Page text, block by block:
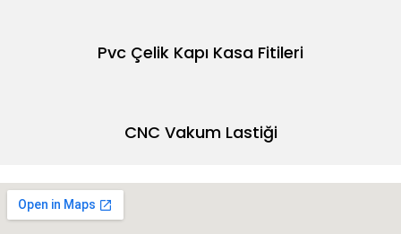
Pvc Çelik Kapı Kasa Fitileri
CNC Vakum Lastiği